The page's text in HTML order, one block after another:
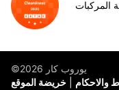
©يوروب كار 2026
خريضة الموقع
والاحكام